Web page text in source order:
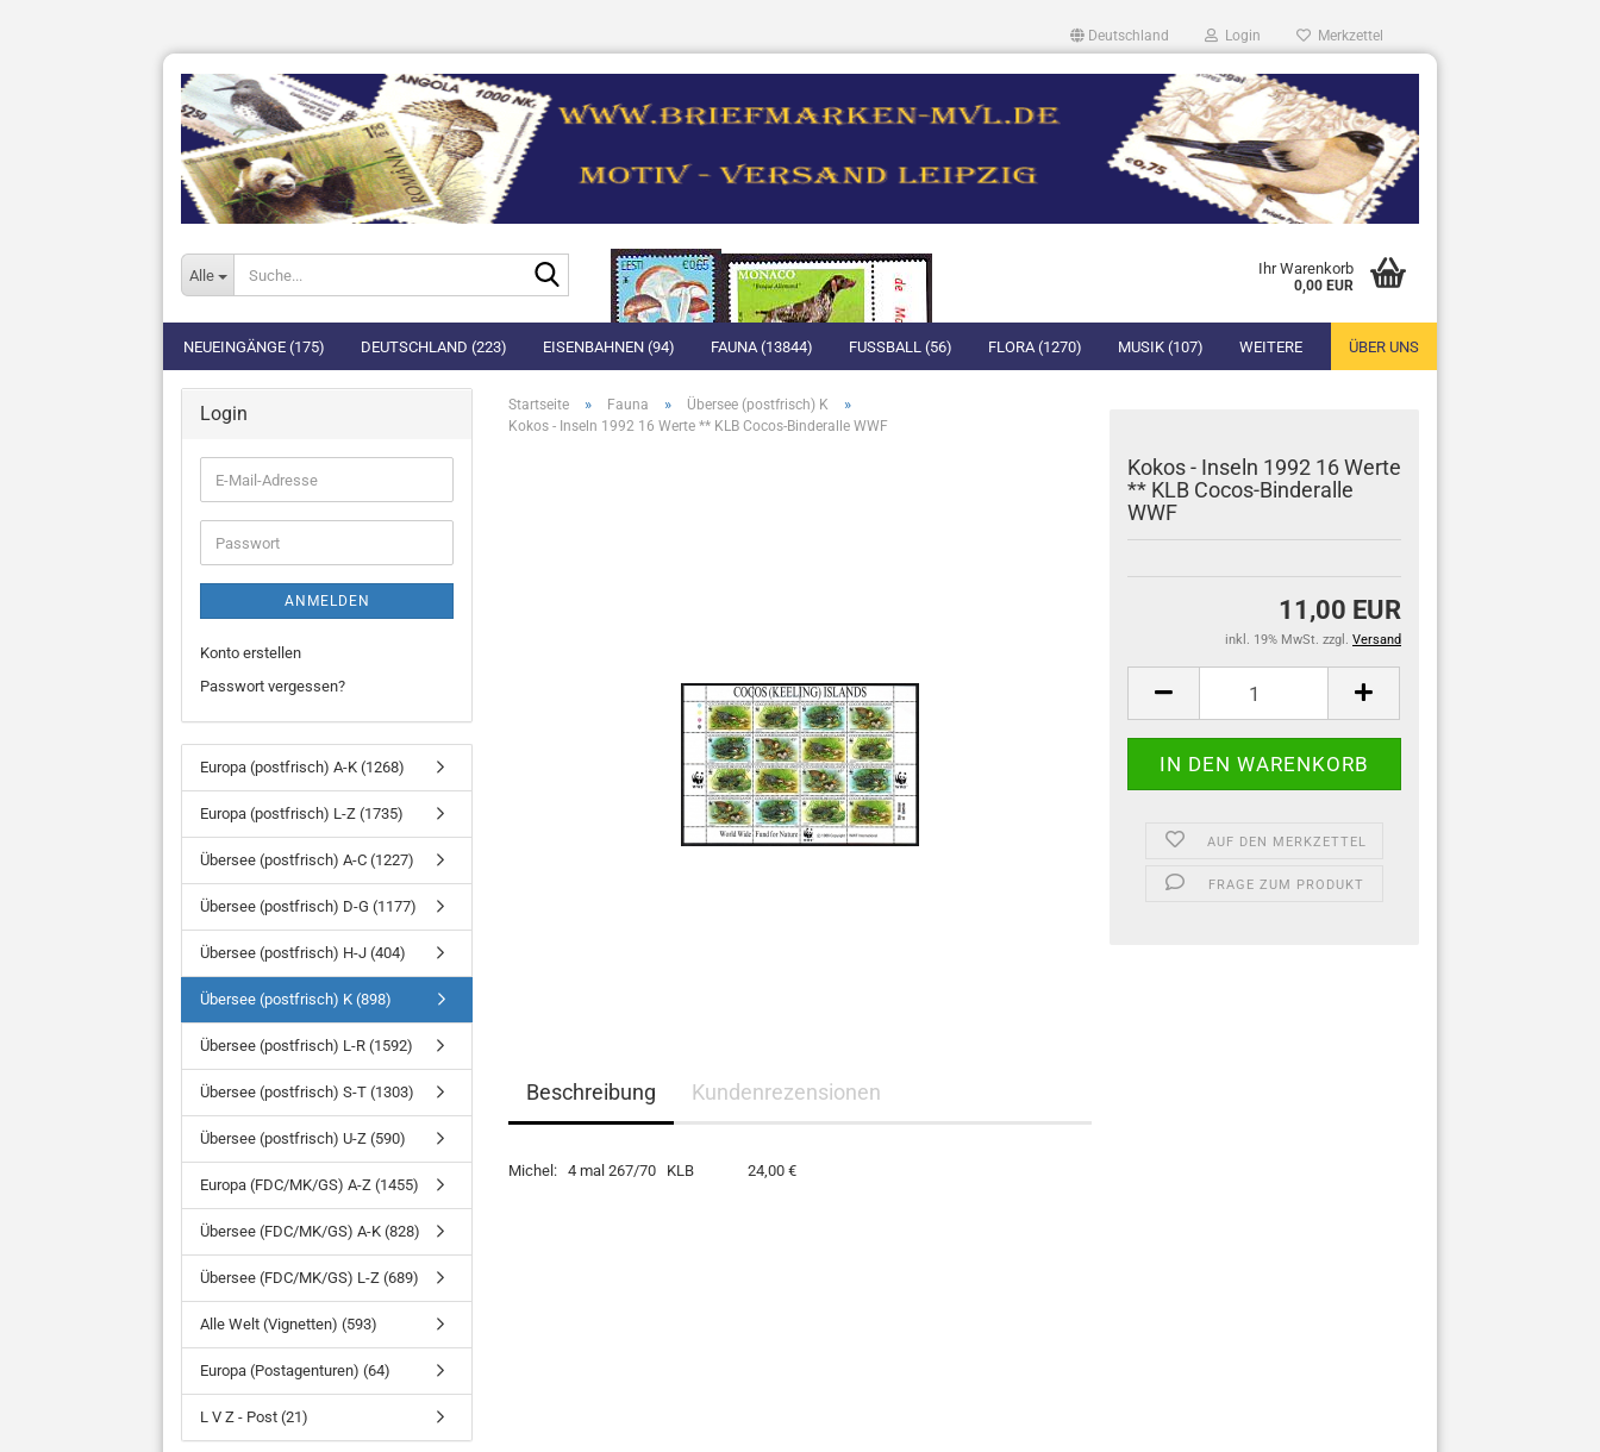
Deutschland Login Merkzettel
Alle
Suche... Ihr Warenkorb
0,00 EUR
NEUEINGÄNGE (175) DEUTSCHLAND (223) EISENBAHNEN (94) FAUNA (13844) FUSSBALL (56) FLORA (1270) MUSIK (107) ÜBER UNS
WEITERE
Startseite » Fauna » Übersee (postfrisch) K »
Kokos - Inseln 1992 16 Werte ** KLB Cocos-Binderalle WWF
Kokos - Inseln 1992 16 Werte
** KLB Cocos-Binderalle
WWF
11,00 EUR
inkl. 19% MwSt. zzgl. Versand
AUF DEN MERKZETTEL
FRAGE ZUM PRODUKT
Beschreibung Kundenrezensionen
Michel: 4 mal 267/70 KLB 24,00 €
Login
E-
Mail-
Adresse
Passwort
ANMELDEN
Konto erstellen
Passwort vergessen?
Europa (postfrisch) A-K (1268)
Europa (postfrisch) L-Z (1735)
Übersee (postfrisch) A-C (1227)
Übersee (postfrisch) D-G (1177)
Übersee (postfrisch) H-J (404)
Übersee (postfrisch) K (898)
Übersee (postfrisch) L-R (1592)
Übersee (postfrisch) S-T (1303)
Übersee (postfrisch) U-Z (590)
Europa (FDC/MK/GS) A-Z (1455)
Übersee (FDC/MK/GS) A-K (828)
Übersee (FDC/MK/GS) L-Z (689)
Alle Welt (Vignetten) (593)
Europa (Postagenturen) (64)
L V Z - Post (21)